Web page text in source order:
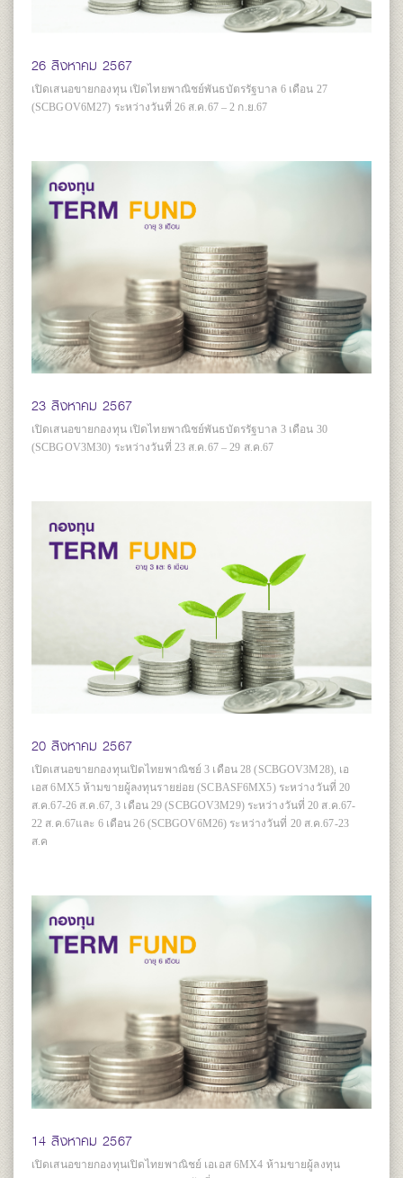
26 สิงหาคม 2567
เปิดเสนอขายกองทุน เปิดไทยพาณิชย์พันธบัตรรัฐบาล 6 เดือน 27
(SCBGOV6M27) ระหว่างวันที่ 26 ส.ค.67 – 2 ก.ย.67
23 สิงหาคม 2567
เปิดเสนอขายกองทุน เปิดไทยพาณิชย์พันธบัตรรัฐบาล 3 เดือน 30
(SCBGOV3M30) ระหว่างวันที่ 23 ส.ค.67 – 29 ส.ค.67
20 สิงหาคม 2567
เปิดเสนอขายกองทุนเปิดไทยพาณิชย์ 3 เดือน 28 (SCBGOV3M28), เอ
เอส 6MX5 ห้ามขายผู้ลงทุนรายย่อย (SCBASF6MX5) ระหว่างวันที่ 20
ส.ค.67-26 ส.ค.67, 3 เดือน 29 (SCBGOV3M29) ระหว่างวันที่ 20 ส.ค.67-
22 ส.ค.67และ 6 เดือน 26 (SCBGOV6M26) ระหว่างวันที่ 20 ส.ค.67-23
ส.ค
14 สิงหาคม 2567
เปิดเสนอขายกองทุนเปิดไทยพาณิชย์ เอเอส 6MX4 ห้ามขายผู้ลงทุน